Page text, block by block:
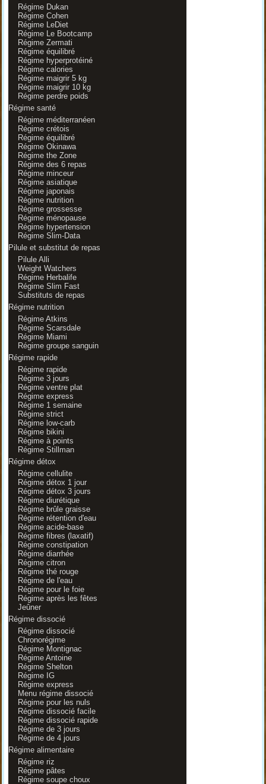
Régime Dukan
Régime Cohen
Régime LeDiet
Régime Le Bootcamp
Régime Zermati
Régime équilibré
Régime hyperprotéiné
Régime calories
Régime maigrir 5 kg
Régime maigrir 10 kg
Régime perdre poids
Régime santé
Régime méditerranéen
Régime crétois
Régime équilibré
Régime Okinawa
Régime the Zone
Régime des 6 repas
Régime minceur
Régime asiatique
Régime japonais
Régime nutrition
Régime grossesse
Régime ménopause
Régime hypertension
Régime Slim-Data
Pilule et substitut de repas
Pilule Alli
Weight Watchers
Régime Herbalife
Régime Slim Fast
Substituts de repas
Régime nutrition
Régime Atkins
Régime Scarsdale
Régime Miami
Régime groupe sanguin
Régime rapide
Régime rapide
Régime 3 jours
Régime ventre plat
Régime express
Régime 1 semaine
Régime strict
Régime low-carb
Régime bikini
Régime à points
Régime Stillman
Régime détox
Régime cellulite
Régime détox 1 jour
Régime détox 3 jours
Régime diurétique
Régime brûle graisse
Régime rétention d'eau
Régime acide-base
Régime fibres (laxatif)
Régime constipation
Régime diarrhée
Régime citron
Régime thé rouge
Régime de l'eau
Régime pour le foie
Régime après les fêtes
Jeûner
Régime dissocié
Régime dissocié
Chronorégime
Régime Montignac
Régime Antoine
Régime Shelton
Régime IG
Régime express
Menu régime dissocié
Régime pour les nuls
Régime dissocié facile
Régime dissocié rapide
Régime de 3 jours
Régime de 4 jours
Régime alimentaire
Régime riz
Régime pâtes
Régime soupe choux